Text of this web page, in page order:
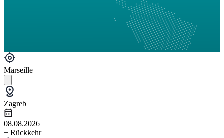
Marseille
Zagreb
08.08.2026
+ Rückkehr